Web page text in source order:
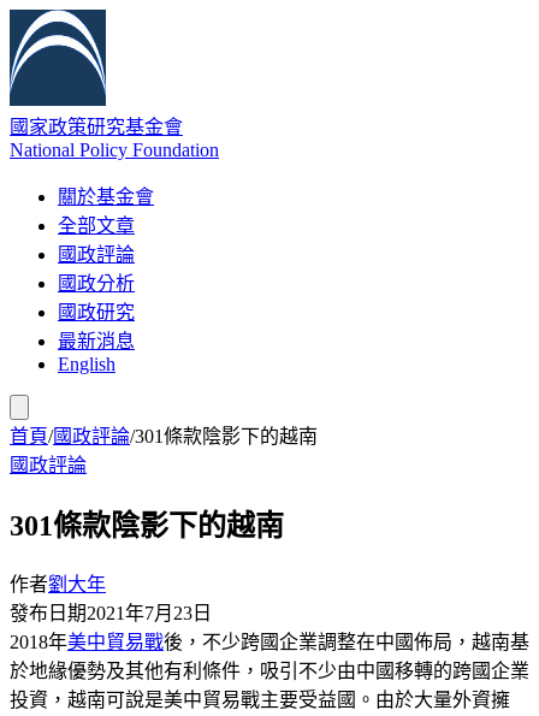
國家政策研究基金會
National Policy Foundation
關於基金會
全部文章
國政評論
國政分析
國政研究
最新消息
English
首頁/國政評論/301條款陰影下的越南
國政評論
301條款陰影下的越南
作者劉大年
發布日期2021年7月23日
2018年美中貿易戰後，不少跨國企業調整在中國佈局，越南基
於地緣優勢及其他有利條件，吸引不少由中國移轉的跨國企業
投資，越南可說是美中貿易戰主要受益國。由於大量外資擁